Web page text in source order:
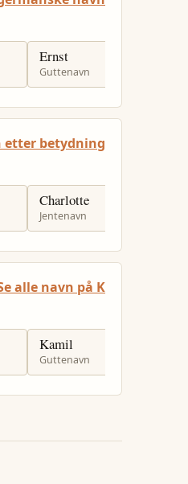
Ernst
Guttenavn
etter betydning
Charlotte
Jentenavn
alle navn på K
Kamil
Guttenavn